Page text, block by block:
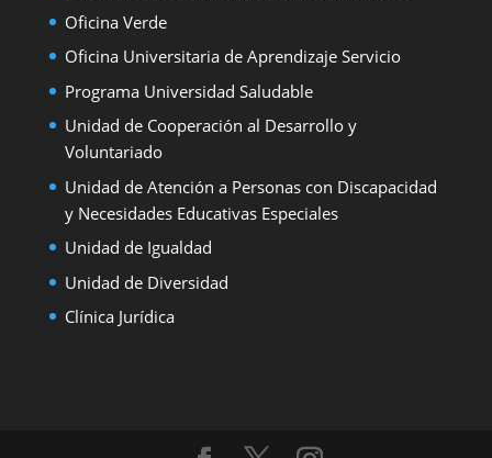
Oficina Verde
Oficina Universitaria de Aprendizaje Servicio
Programa Universidad Saludable
Unidad de Cooperación al Desarrollo y
Voluntariado
Unidad de Atención a Personas con Discapacidad
y Necesidades Educativas Especiales
Unidad de Igualdad
Unidad de Diversidad
Clínica Jurídica